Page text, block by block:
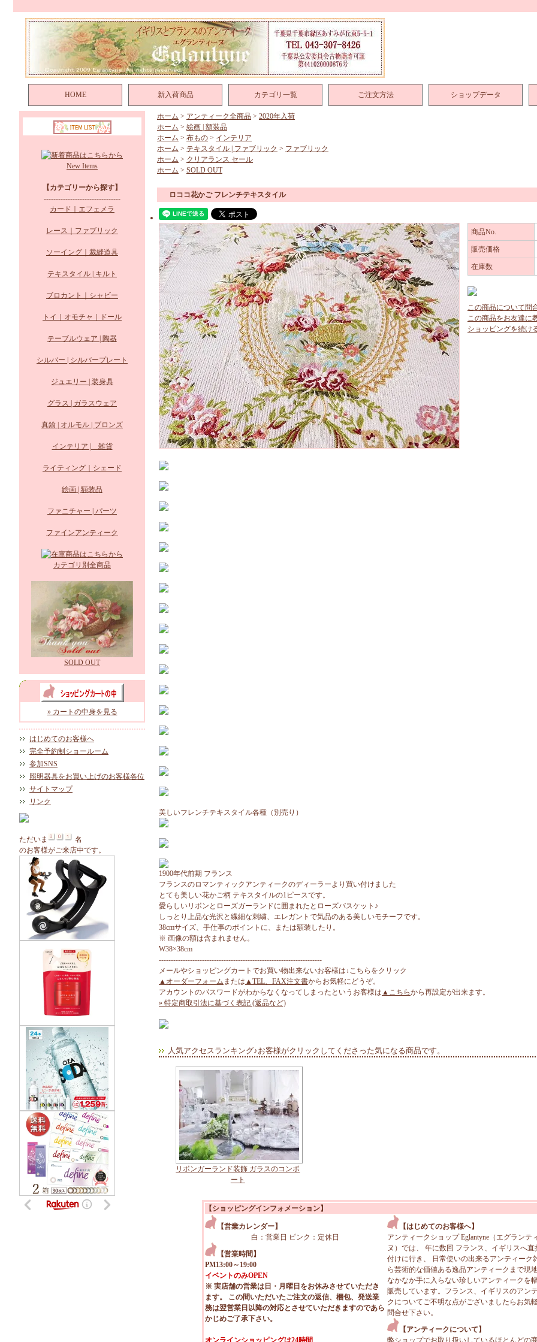
HOME 新入荷商品 カテゴリ一覧 ご注文方法 ショップデータ
New Items
【カテゴリーから探す】
--------------------------------
カード｜エフェメラ
レース｜ファブリック
ソーイング｜裁縫道具
テキスタイル | キルト
ブロカント｜シャビー
トイ｜オモチャ｜ドール
テーブルウェア | 陶器
シルバー | シルバープレート
ジュエリー | 装身具
グラス | ガラスウェア
真鍮 | オルモル | ブロンズ
インテリア | 雑貨
ライティング｜シェード
絵画 | 額装品
ファニチャー | パーツ
ファインアンティーク
カテゴリ別全商品
SOLD OUT
» カートの中身を見る
はじめてのお客様へ
完全予約制ショールーム
参加SNS
照明器具をお買い上げのお客様各位
サイトマップ
リンク
ただいま
名
のお客様がご来店中です。
ホーム > アンティーク全商品 > 2020年入荷
ホーム > 絵画 | 額装品
ホーム > 布もの > インテリア
ホーム > テキスタイル | ファブリック > ファブリック
ホーム > クリアランス セール
ホーム > SOLD OUT
ロココ花かご フレンチテキスタイル
商品No.
販売価格
在庫数
この商品について問
この商品をお友達に
ショッピングを続け
美しいフレンチテキスタイル各種（別売り）
1900年代前期 フランス
フランスのロマンティックアンティークのディーラーより買い付けました
とても美しい花かご柄 テキスタイルの1ピースです。
愛らしいリボンとローズガーランドに囲まれたとローズバスケット♪
しっとり上品な光沢と繊細な刺繍、エレガントで気品のある美しいモチーフです。
38cmサイズ、手仕事のポイントに、または額装したり。
※ 画像の額は含まれません。
W38×38cm
--------------------------------------------------------------------
メールやショッピングカートでお買い物出来ないお客様は↓こちらをクリック
▲オーダーフォーム または ▲TEL、FAX注文書からお気軽にどうぞ。
アカウントのパスワードがわからなくなってしまったというお客様は ▲こちらから再設定が出来ます。
» 特定商取引法に基づく表記 (返品など)
人気アクセスランキング♪お客様がクリックしてくださった気になる商品です。
リボンガーランド装飾 ガラスのコンポ
ート
【ショッピングインフォメーション】
【営業カレンダー】
白：営業日 ピンク：定休日
【営業時間】
PM13:00～19:00
イベントのみOPEN
※ 実店舗の営業は日・月曜日をお休みさせていただき
ます。 この間いただいたご注文の返信、梱包、発送業
務は翌営業日以降の対応とさせていただきますのであら
かじめご了承下さい。
オンラインショッピングは24時間
【はじめてのお客様へ】
アンティークショップ Eglantyne（エグランテ
ヌ）では、 年に数回 フランス、イギリスへ直
付けに行き、 日常使いの出来るアンティーク
ら芸術的な価値ある逸品アンティークまで現
なかなか手に入らない珍しいアンティークを
販売しています。フランス、イギリスのアン
クについてご不明な点がございましたらお気
問合せ下さい。
【アンティークについて】
弊ショップでお取り扱いしているほとんどの